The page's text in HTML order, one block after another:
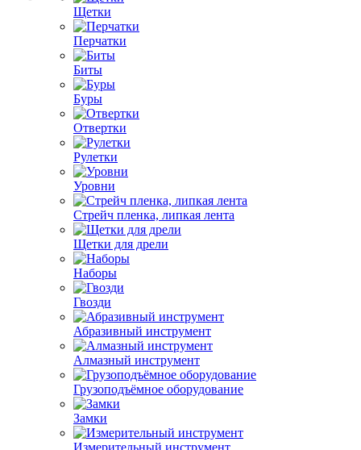
Щетки
Перчатки
Биты
Буры
Отвертки
Рулетки
Уровни
Стрейч пленка, липкая лента
Щетки для дрели
Наборы
Гвозди
Абразивный инструмент
Алмазный инструмент
Грузоподъёмное оборудование
Замки
Измерительный инструмент